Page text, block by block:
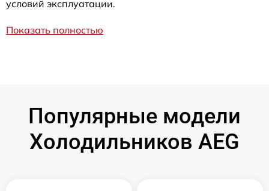
условий эксплуатации.
Показать полностью
Популярные модели
Холодильников AEG